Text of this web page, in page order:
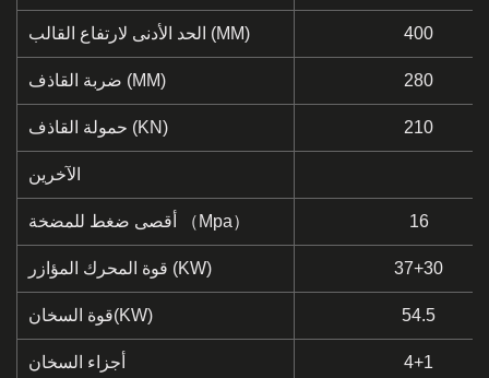
الحد الأدنى لارتفاع القالب (MM) 400
ضربة القاذف (MM) 280
حمولة القاذف (KN) 210
الآخرين
أقصى ضغط للمضخة （Mpa） 16
قوة المحرك المؤازر (KW) 37+30
قوة السخان(KW) 54.5
أجزاء السخان 4+1